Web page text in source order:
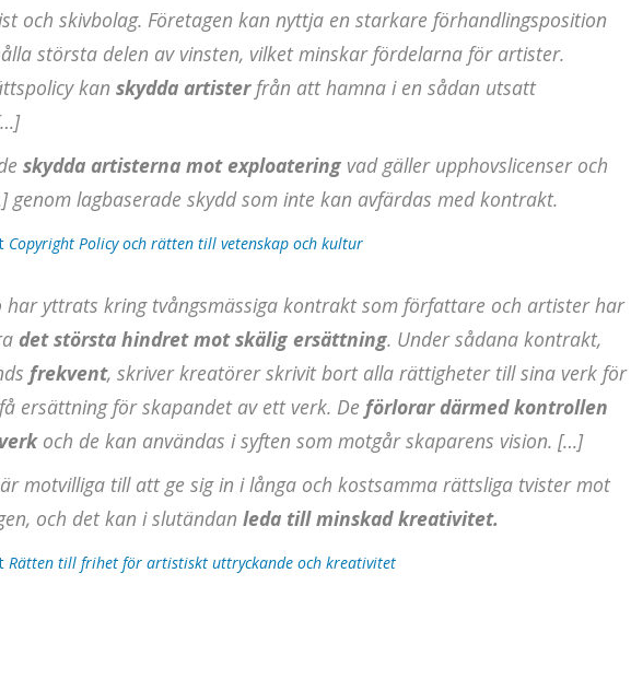
och skivbolag. Företagen kan nyttja en starkare förhandlingsposition
största delen av vinsten, vilket minskar fördelarna för artister.
kanskydda artisterfrån att hamna i en sådan utsatt
skydda artisterna mot exploatering vad gäller upphovslicenser och
genom lagbaserade skydd som inte kan avfärdas med kontrakt.
Copyright Policy och rätten till vetenskap och kultur
har yttrats kring tvångsmässiga kontrakt som författare och artister har
det största hindret mot skälig ersättning. Under sådana kontrakt,
frekvent, skriver kreatörer skrivit bort alla rättigheter till sina verk för
ersättning för skapandet av ett verk. Deförlorar därmed kontrollen
och de kan användas i syften som motgår skaparens vision. […]
motvilliga till att ge sig in i långa och kostsamma rättsliga tvister mot
och det kan i slutändanleda till minskad kreativitet.
Rätten till frihet för artistiskt uttryckande och kreativitet